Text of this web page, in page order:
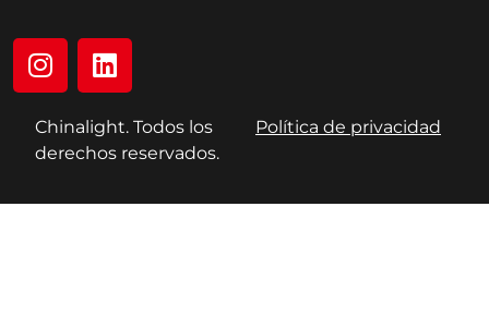
Chinalight. Todos los
derechos reservados.
Política de privacidad